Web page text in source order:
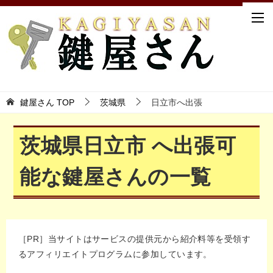
鍵屋さん TOP 茨城県 日立市へ出張
茨城県日立市 へ出張可
能な鍵屋さんの一覧
［PR］当サイトはサービスの提供元から紹介料等を受領す
るアフィリエイトプログラムに参加しています。